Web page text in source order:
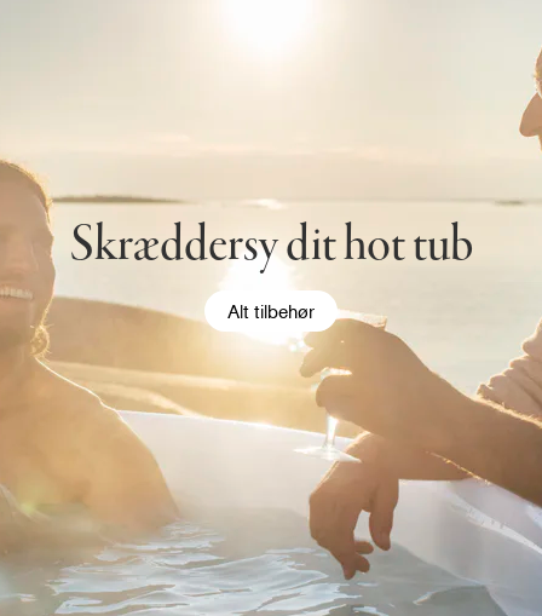
Skræddersy dit hot tub
Alt tilbehør